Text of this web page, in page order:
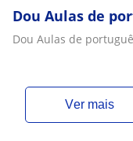
Dou Aulas de
Dou Aulas de
ver mais